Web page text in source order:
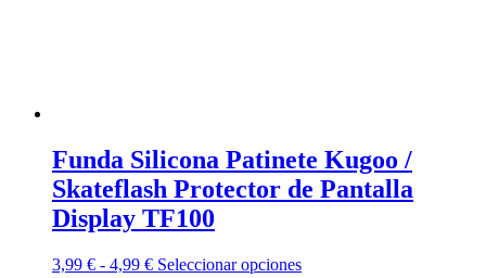
Funda Silicona Patinete Kugoo /
Skateflash Protector de Pantalla
Display TF100
3,99 € - 4,99 €Rango
Seleccionar opcionesEste